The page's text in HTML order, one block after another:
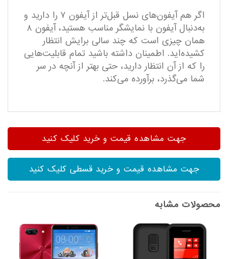
اگر هم آیفون‌های نسل قبل‌تر از آیفون ۷ را دارید و
به‌دنبال آیفون با نمایشگر مناسب هستید، آیفون ۸
همان چیزی است که چند سالی برایش انتظار
کشیده‌اید. اطمینان داشته باشید تمام قابلیت‌هایی
را که از آن انتظار دارید، حتی بهتر از آنچه در سر
شما می‌گذرد، برآورده می‌کند.
جهت مشاهده قیمت و خرید کلیک کنید
جهت مشاهده قیمت و خرید قسطی کلیک کنید
محصولات مشابه